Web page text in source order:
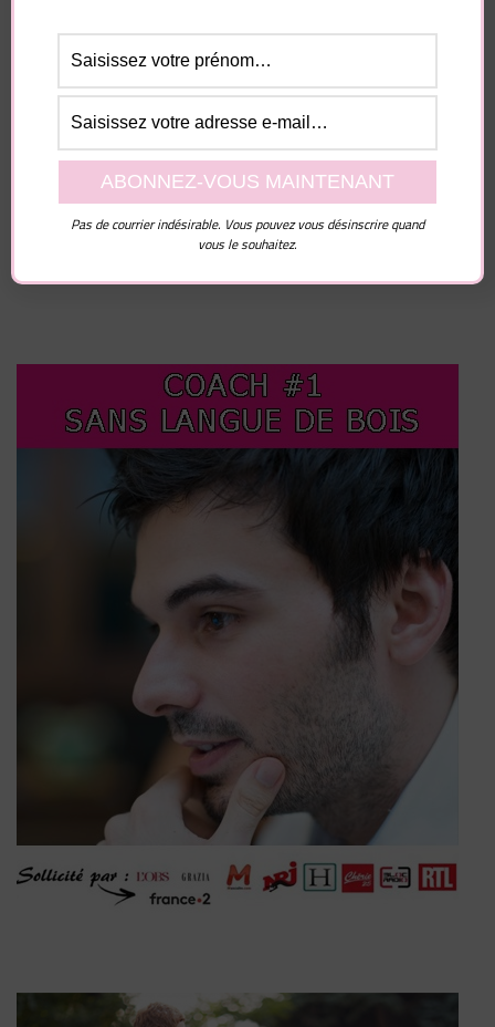
Site web
Enregistrer mon nom, mon e-mail et mon site dans
le navigateur pour mon prochain commentaire.
Pas de courrier indésirable. Vous pouvez vous désinscrire quand
vous le souhaitez.